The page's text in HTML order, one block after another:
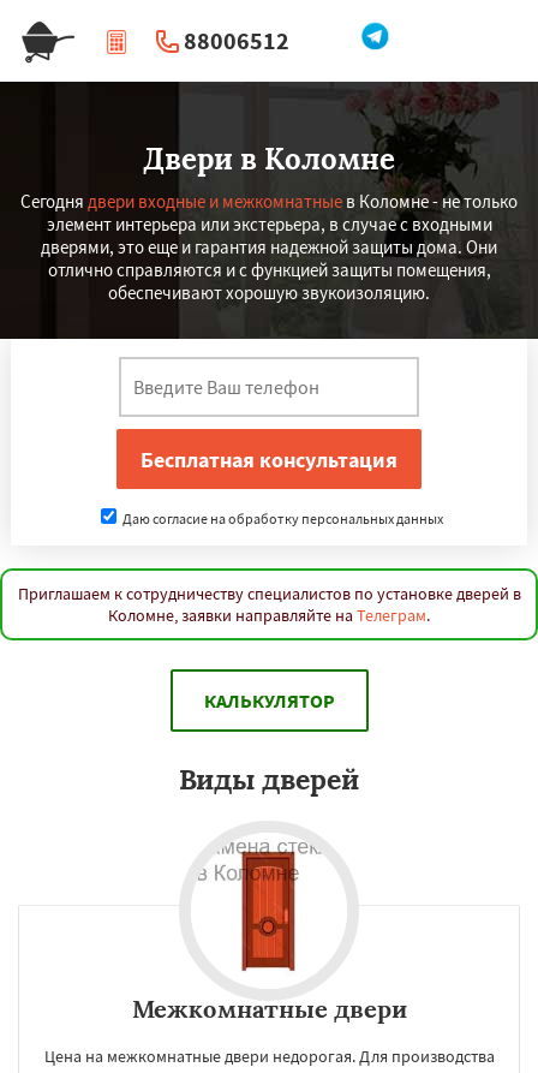
88006512
| Перезвоните мне
Двери в Коломне
Сегодня двери входные и межкомнатные в Коломне - не только
элемент интерьера или экстерьера, в случае с входными
дверями, это еще и гарантия надежной защиты дома. Они
отлично справляются и с функцией защиты помещения,
обеспечивают хорошую звукоизоляцию.
Даю согласие на обработку персональных данных
Приглашаем к сотрудничеству специалистов по установке дверей в
Коломне, заявки направляйте на Телеграм.
КАЛЬКУЛЯТОР
Виды дверей
Межкомнатные двери
Цена на межкомнатные двери недорогая. Для производства